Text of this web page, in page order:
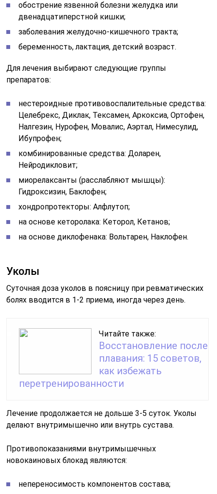
обострение язвенной болезни желудка или
двенадцатиперстной кишки;
заболевания желудочно-кишечного тракта;
беременность, лактация, детский возраст.
Для лечения выбирают следующие группы
препаратов:
нестероидные противовоспалительные средства:
Целебрекс, Диклак, Тексамен, Аркоксиа, Ортофен,
Налгезин, Нурофен, Мовалис, Аэртал, Нимесулид,
Ибупрофен;
комбинированные средства: Доларен,
Нейродикловит;
миорелаксанты (расслабляют мышцы):
Гидроксизин, Баклофен;
хондропротекторы: Алфлутоп;
на основе кеторолака: Кеторол, Кетанов;
на основе диклофенака: Вольтарен, Наклофен.
Уколы
Суточная доза уколов в поясницу при ревматических
болях вводится в 1-2 приема, иногда через день.
Читайте также:
Восстановление после
плавания: 15 советов,
как избежать
перетренированности
Лечение продолжается не дольше 3-5 суток. Уколы
делают внутримышечно или внутрь сустава.
Противопоказаниями внутримышечных
новокаиновых блокад являются:
непереносимость компонентов состава;